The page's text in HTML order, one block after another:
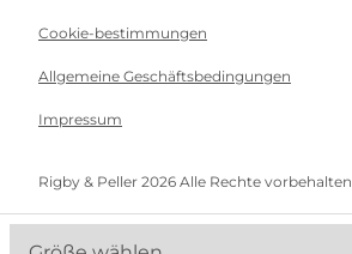
Cookie-bestimmungen
Allgemeine Geschäftsbedingungen
Impressum
Rigby & Peller 2026 Alle Rechte vorbehalten